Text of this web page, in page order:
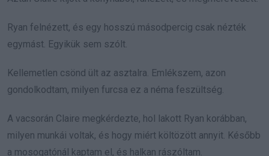
Ryan felnézett, és egy hosszú másodpercig csak nézték
egymást. Egyikük sem szólt.
Kellemetlen csönd ült az asztalra. Emlékszem, azon
gondolkodtam, milyen furcsa ez a néma feszültség.
A vacsorán Claire megkérdezte, hol lakott Ryan korábban,
milyen munkái voltak, és hogy miért költözött annyit. Később
a mosogatónál kaptam el, és halkan rászóltam.